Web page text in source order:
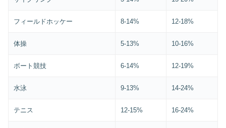
フィールドホッケー 8-14% 12-18%
体操 5-13% 10-16%
ボート競技 6-14% 12-19%
水泳 9-13% 14-24%
テニス 12-15% 16-24%